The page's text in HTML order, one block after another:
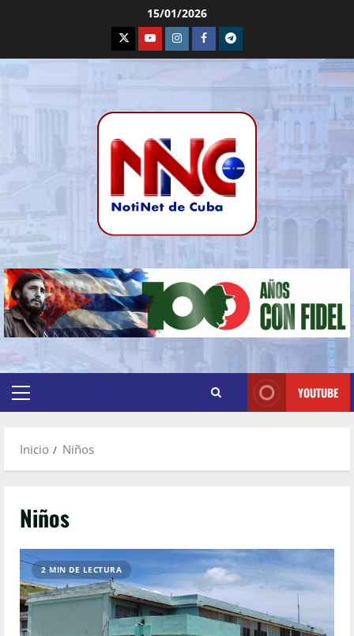
15/01/2026
YOUTUBE
Inicio Niños
Niños
2 MIN DE LECTURA